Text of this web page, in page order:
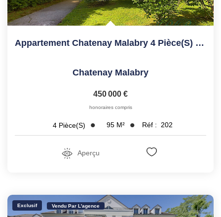
Appartement Chatenay Malabry 4 Pièce(s) 94.86 M2
Chatenay Malabry
450 000 €
honoraires compris
4 Pièce(s) 95 M² Réf : 202
Aperçu
Exclusif Vendu Par L'agence